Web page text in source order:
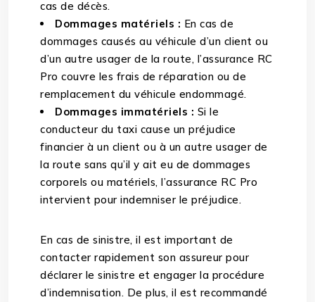
cas de décès.
Dommages matériels : En cas de
dommages causés au véhicule d’un client ou
d’un autre usager de la route, l’assurance RC
Pro couvre les frais de réparation ou de
remplacement du véhicule endommagé.
Dommages immatériels : Si le
conducteur du taxi cause un préjudice
financier à un client ou à un autre usager de
la route sans qu’il y ait eu de dommages
corporels ou matériels, l’assurance RC Pro
intervient pour indemniser le préjudice.
En cas de sinistre, il est important de
contacter rapidement son assureur pour
déclarer le sinistre et engager la procédure
d’indemnisation. De plus, il est recommandé